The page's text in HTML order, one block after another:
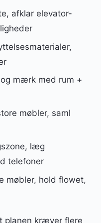
afklar elevator-
mærk med rum +
møbler, saml
læg
telefoner
møbler, hold flowet,
planen kræver flere